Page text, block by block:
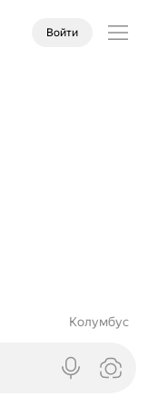
Войти
Колумбус